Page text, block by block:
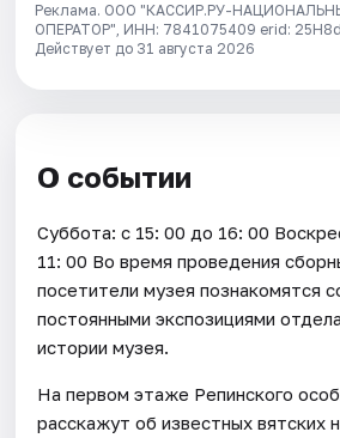
Реклама. ООО "КАССИР.РУ-
ОПЕРАТОР", ИНН: 7841075409 erid:
Действует до 31 августа 2026
О событии
Суббота: с 15: 00 до 16: 00
11: 00 Во время проведения
посетители музея познакомятся
постоянными экспозициями
истории музея.
На первом этаже Репинского
расскажут об известных вятских